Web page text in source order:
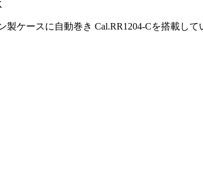
ケースに自動巻き Cal.RR1204-Cを搭載し